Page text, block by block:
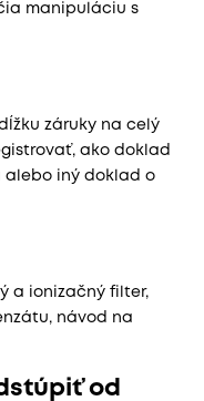
manipuláciu s
záruky na celý
ako doklad
alebo iný doklad o
a ionizačný filter,
návod na
od